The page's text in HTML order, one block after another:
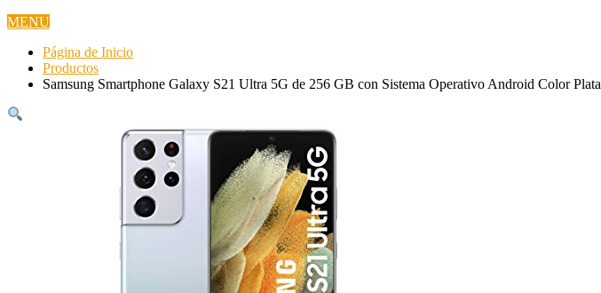
MENU
Página de Inicio
Productos
Samsung Smartphone Galaxy S21 Ultra 5G de 256 GB con Sistema Operativo Android Color Plata